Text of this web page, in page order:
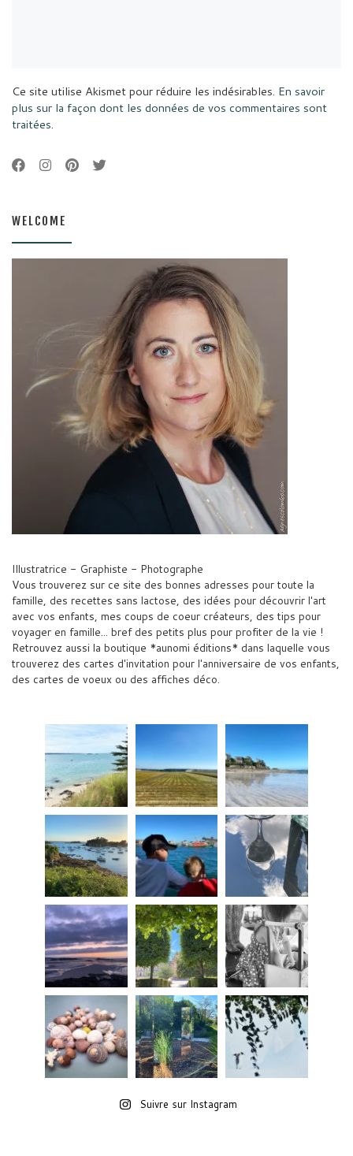
Ce site utilise Akismet pour réduire les indésirables. En savoir
plus sur la façon dont les données de vos commentaires sont
traitées.
WELCOME
Illustratrice - Graphiste - Photographe
Vous trouverez sur ce site des bonnes adresses pour toute la
famille, des recettes sans lactose, des idées pour découvrir l'art
avec vos enfants, mes coups de coeur créateurs, des tips pour
voyager en famille... bref des petits plus pour profiter de la vie !
Retrouvez aussi la boutique *aunomi éditions* dans laquelle vous
trouverez des cartes d'invitation pour l'anniversaire de vos enfants,
des cartes de voeux ou des affiches déco.
Suivre sur Instagram